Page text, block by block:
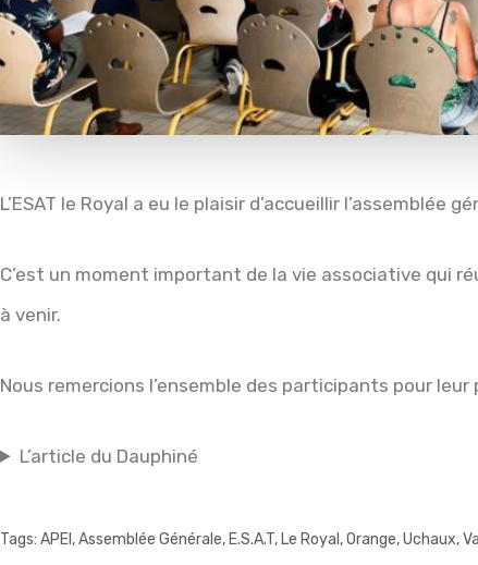
L’ESAT le Royal a eu le plaisir d’accueillir l’assemblée
C’est un moment important de la vie associative qui
à venir.
Nous remercions l’ensemble des participants pour
L’article du Dauphiné
Tags: APEI ,Assemblée Générale, E.S.A.T, Le Royal ,Orange,Uchaux,